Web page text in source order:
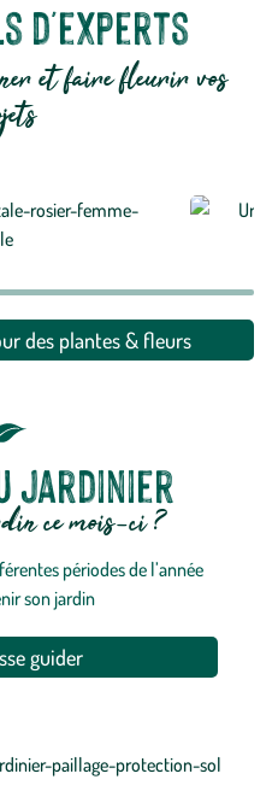
d'experts
et faire fleurir vos
rosier ?
En
des plantes & fleurs
jardinier
ce mois-ci ?
périodes de l’année
son jardin
guider